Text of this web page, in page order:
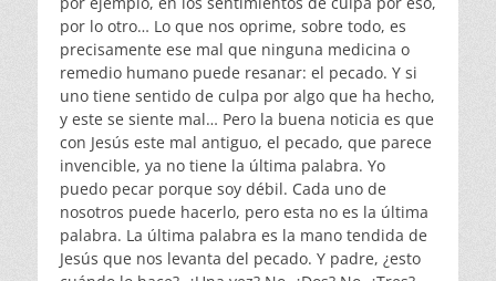
por lo otro… Lo que nos oprime, sobre todo, es
precisamente ese mal que ninguna medicina o
remedio humano puede resanar: el pecado. Y si
uno tiene sentido de culpa por algo que ha hecho,
y este se siente mal… Pero la buena noticia es que
con Jesús este mal antiguo, el pecado, que parece
invencible, ya no tiene la última palabra. Yo
puedo pecar porque soy débil. Cada uno de
nosotros puede hacerlo, pero esta no es la última
palabra. La última palabra es la mano tendida de
Jesús que nos levanta del pecado. Y padre, ¿esto